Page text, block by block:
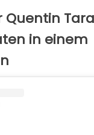
Quentin
in einem